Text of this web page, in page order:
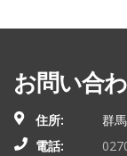
お問い合
住所:
群
電話: